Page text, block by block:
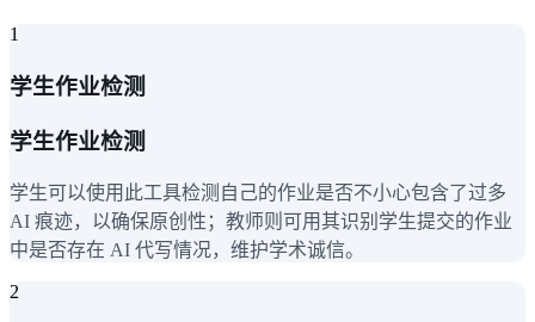
1
学生作业检测
学生作业检测
学生可以使用此工具检测自己的作业是否不小心包含了过多
AI 痕迹，以确保原创性；教师则可用其识别学生提交的作业
中是否存在 AI 代写情况，维护学术诚信。
2